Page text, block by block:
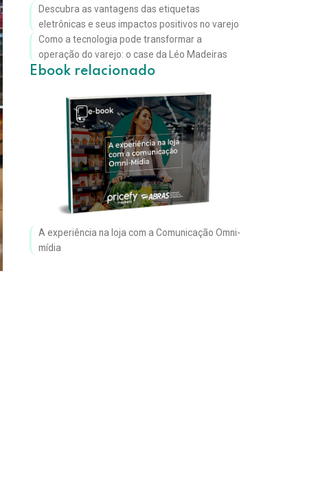
Descubra as vantagens das etiquetas
eletrônicas e seus impactos positivos no varejo
Como a tecnologia pode transformar a
operação do varejo: o case da Léo Madeiras
Ebook relacionado
A experiência na loja com a Comunicação Omni-
mídia